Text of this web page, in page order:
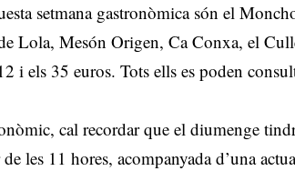
setmana gastronòmica són el
Lola, Mesón Origen, Ca Conxa, el
i els 35 euros. Tots ells es poden
cal recordar que el diumenge
les 11 hores, acompanyada d’una